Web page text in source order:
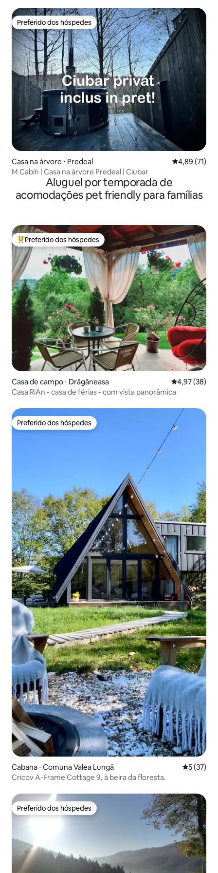
Preferido dos hóspedes
Preferido dos hóspedes
Casa na árvore ⋅ Predeal 4,89 de uma
4,89 (71)
M Cabin | Casa na árvore Predeal | Ciubar
Aluguel por temporada de
acomodações pet friendly para famílias
Entre os melhores preferidos dos hóspedes
Preferido dos hóspedes
Casa de campo ⋅ Drăgăneasa 4,97 de uma
4,97 (38)
Casa RiAn - casa de férias - com vista panorâmica
Preferido dos hóspedes
Preferido dos hóspedes
Cabana ⋅ Comuna Valea Lungă 5 de uma
5 (37)
Cricov A-Frame Cottage 9, à beira da floresta.
Preferido dos hóspedes
Preferido dos hóspedes